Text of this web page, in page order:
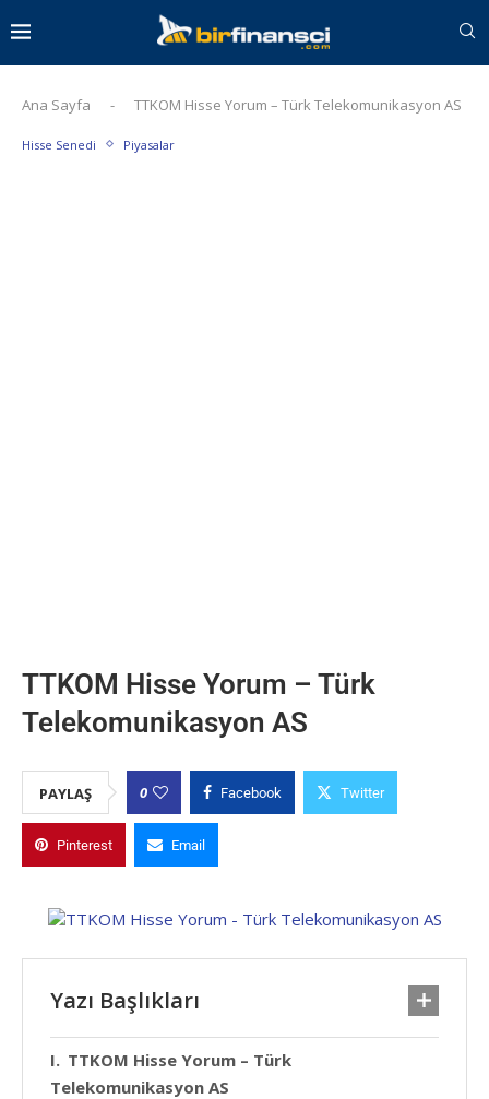
Ana Sayfa - TTKOM Hisse Yorum – Türk Telekomunikasyon AS
Hisse Senedi Piyasalar
TTKOM Hisse Yorum – Türk
Telekomunikasyon AS
PAYLAŞ 0 Facebook Twitter
Pinterest Email
Yazı Başlıkları
TTKOM Hisse Yorum – Türk
Telekomunikasyon AS